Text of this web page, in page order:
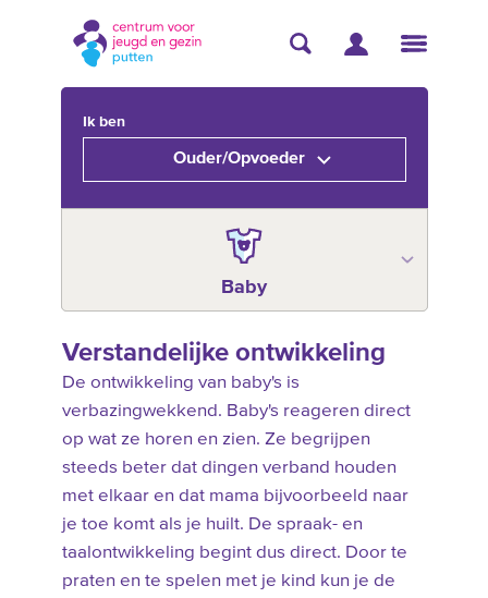
Ik ben
Ouder/Opvoeder
Baby
Verstandelijke ontwikkeling
De ontwikkeling van baby's is
verbazingwekkend. Baby's reageren direct
op wat ze horen en zien. Ze begrijpen
steeds beter dat dingen verband houden
met elkaar en dat mama bijvoorbeeld naar
je toe komt als je huilt. De spraak- en
taalontwikkeling begint dus direct. Door te
praten en te spelen met je kind kun je de